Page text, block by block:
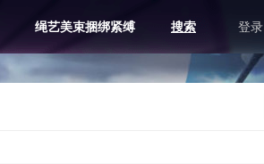
绳艺美束捆绑紧缚 搜索 登录